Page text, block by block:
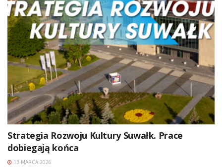
Strategia Rozwoju Kultury Suwałk. Prace
dobiegają końca
13 MARCA 2026